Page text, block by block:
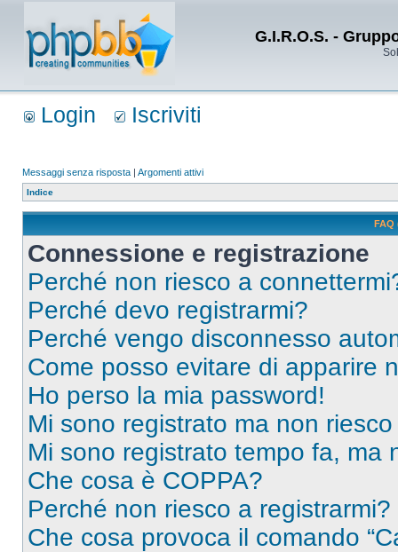
G.I.R.O.S. -
Login Iscriviti
Messaggi senza risposta | Argomenti attivi
Indice
FAQ
Connessione e registrazione
Perché non riesco a
Perché devo registrarmi?
Perché vengo disconnesso
Come posso evitare di apparire
Ho perso la mia password!
Mi sono registrato ma non
Mi sono registrato tempo fa, ma
Che cosa è COPPA?
Perché non riesco a registrarmi?
Che cosa provoca il comando